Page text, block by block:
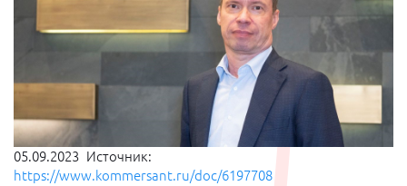
05.09.2023 Источник:
https://www.kommersant.ru/doc/6197708